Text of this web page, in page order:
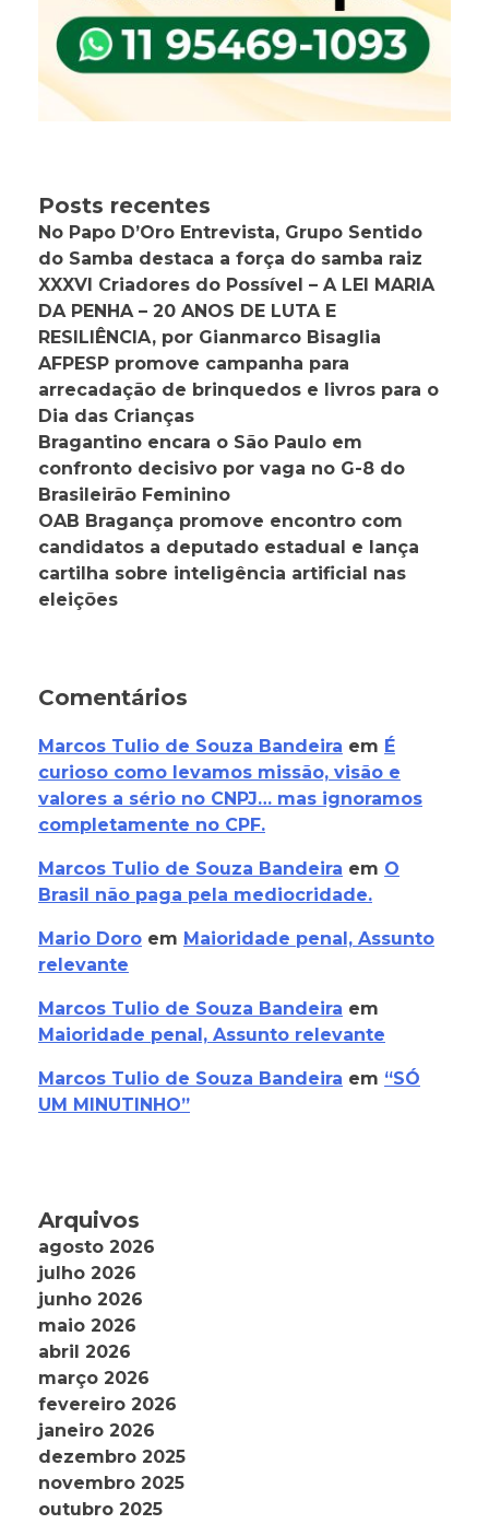
Posts recentes
No Papo D’Oro Entrevista, Grupo Sentido
do Samba destaca a força do samba raiz
XXXVI Criadores do Possível – A LEI MARIA
DA PENHA – 20 ANOS DE LUTA E
RESILIÊNCIA, por Gianmarco Bisaglia
AFPESP promove campanha para
arrecadação de brinquedos e livros para o
Dia das Crianças
Bragantino encara o São Paulo em
confronto decisivo por vaga no G-8 do
Brasileirão Feminino
OAB Bragança promove encontro com
candidatos a deputado estadual e lança
cartilha sobre inteligência artificial nas
eleições
Comentários
Marcos Tulio de Souza Bandeira em É
curioso como levamos missão, visão e
valores a sério no CNPJ… mas ignoramos
completamente no CPF.
Marcos Tulio de Souza Bandeira em O
Brasil não paga pela mediocridade.
Mario Doro em Maioridade penal, Assunto
relevante
Marcos Tulio de Souza Bandeira em
Maioridade penal, Assunto relevante
Marcos Tulio de Souza Bandeira em “SÓ
UM MINUTINHO”
Arquivos
agosto 2026
julho 2026
junho 2026
maio 2026
abril 2026
março 2026
fevereiro 2026
janeiro 2026
dezembro 2025
novembro 2025
outubro 2025